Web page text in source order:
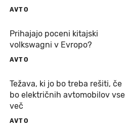
AVTO
Prihajajo poceni kitajski
volkswagni v Evropo?
AVTO
Težava, ki jo bo treba rešiti, če
bo električnih avtomobilov vse
več
AVTO